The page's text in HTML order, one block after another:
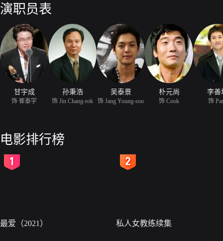
演职员表
甘宇成
饰 崔泰宇
孙秉浩
饰 Jin Chang-rok
吴泰景
饰 Jang Young-soo
朴元尚
饰 Cook
李善
饰
电影排行榜
最爱（2021） 私人女教练续集